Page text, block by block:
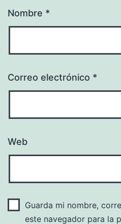
Nombre *
Correo electrónico *
Web
Guarda mi nombre,
este navegador para la